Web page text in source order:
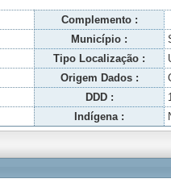
Complemento :
Município :
Tipo Localização :
Origem Dados :
DDD :
Indígena :